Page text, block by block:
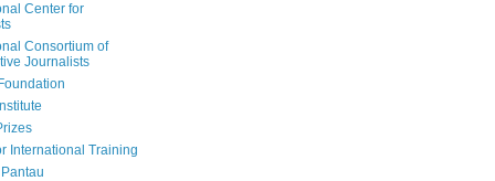
Center for
Consortium of
Journalists
International Training